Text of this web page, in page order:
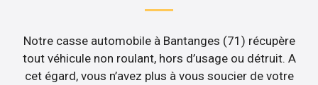
Notre casse automobile à Bantanges (71) récupère
tout véhicule non roulant, hors d’usage ou détruit. A
cet égard, vous n’avez plus à vous soucier de votre